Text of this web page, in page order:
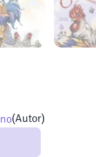
(Autor)